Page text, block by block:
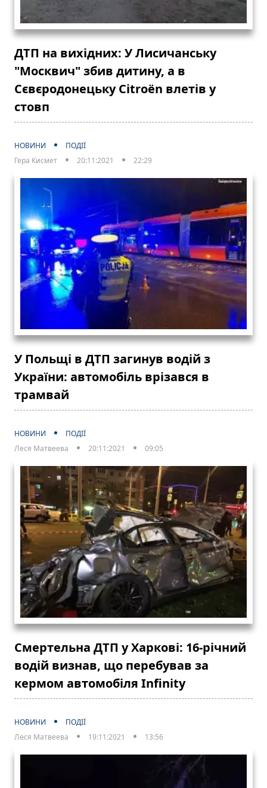
ДТП на вихідних: У Лисичанську
"Москвич" збив дитину, а в
Сєвєродонецьку Citroën влетів у
стовп
НОВИНИ
ПОДІЇ
Гера Кисмет
20:11:2021 22:29
У Польщі в ДТП загинув водій з
України: автомобіль врізався в
трамвай
НОВИНИ
ПОДІЇ
Леся Матвеева
20:11:2021 09:05
Смертельна ДТП у Харкові: 16-річний
водій визнав, що перебував за
кермом автомобіля Infinity
НОВИНИ
ПОДІЇ
Леся Матвеева
19:11:2021 13:56